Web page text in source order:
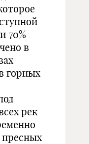
70%
в
горных
рек
пресных